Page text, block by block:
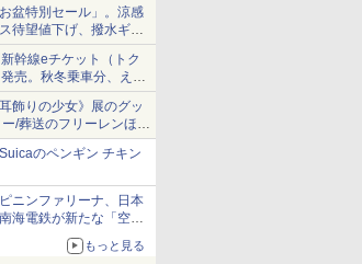
盆特別セール」。涼感
待望値下げ、撥水ギア
幹線eチケット（トク
売。秋冬乗車分、えき
飾りの少女》展のグッ
/葬送のフリーレンほ
が実現
のペンギン チキン
ニンファリーナ、日本
海電鉄が新たな「空港
もっと見る